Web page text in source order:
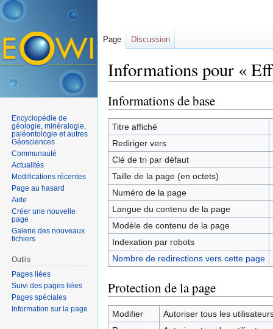
Informations pour «
Informations de base
Titre affiché
Rediriger vers
Clé de tri par défaut
Taille de la page (en octets)
Numéro de la page
Langue du contenu de la page
Modèle de contenu de la page
Indexation par robots
Nombre de redirections vers cette page
Protection de la page
Modifier
Autoriser tous les
Page Discussion
Encyclopédie de
géologie, minéralogie,
paléontologie et autres
Géosciences
Communauté
Actualités
Modifications récentes
Page au hasard
Aide
Créer une nouvelle
page
Galerie des nouveaux
fichiers
Outils
Pages liées
Suivi des pages liées
Pages spéciales
Information sur la page